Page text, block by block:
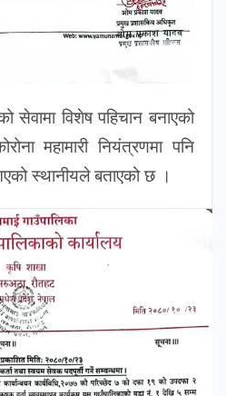
सेवामा विशेष पहिचान बनाएको
महामारी नियंत्रणमा पनि
स्थानीयले बताएको छ ।